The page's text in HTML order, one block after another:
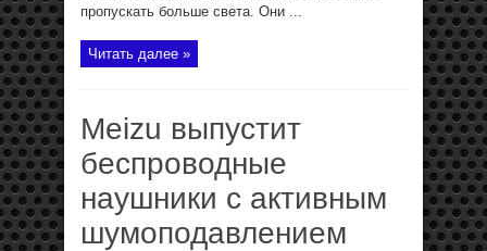
пропускать больше света. Они ...
Читать далее »
Meizu выпустит
беспроводные
наушники с активным
шумоподавлением